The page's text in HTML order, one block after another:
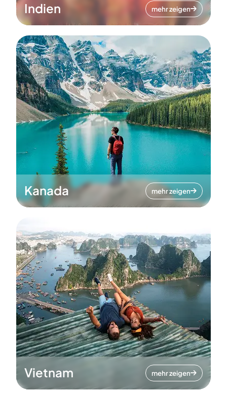
Indien mehr zeigen
Kanada mehr zeigen
Vietnam mehr zeigen